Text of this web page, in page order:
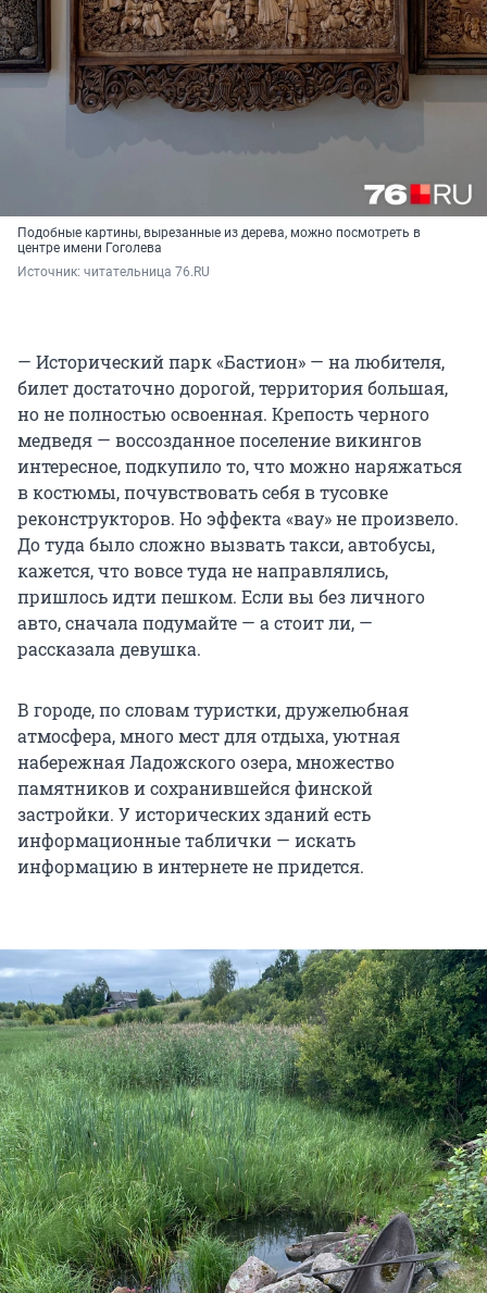
Подобные картины, вырезанные из дерева, можно посмотреть в
центре имени Гоголева
Источник: читательница 76.RU
— Исторический парк «Бастион» — на любителя,
билет достаточно дорогой, территория большая,
но не полностью освоенная. Крепость черного
медведя — воссозданное поселение викингов
интересное, подкупило то, что можно наряжаться
в костюмы, почувствовать себя в тусовке
реконструкторов. Но эффекта «вау» не произвело.
До туда было сложно вызвать такси, автобусы,
кажется, что вовсе туда не направлялись,
пришлось идти пешком. Если вы без личного
авто, сначала подумайте — а стоит ли, —
рассказала девушка.
В городе, по словам туристки, дружелюбная
атмосфера, много мест для отдыха, уютная
набережная Ладожского озера, множество
памятников и сохранившейся финской
застройки. У исторических зданий есть
информационные таблички — искать
информацию в интернете не придется.